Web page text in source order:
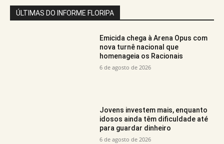
ÚLTIMAS DO INFORME FLORIPA
Emicida chega à Arena Opus com
nova turnê nacional que
homenageia os Racionais
6 de agosto de 2026
Jovens investem mais, enquanto
idosos ainda têm dificuldade até
para guardar dinheiro
6 de agosto de 2026